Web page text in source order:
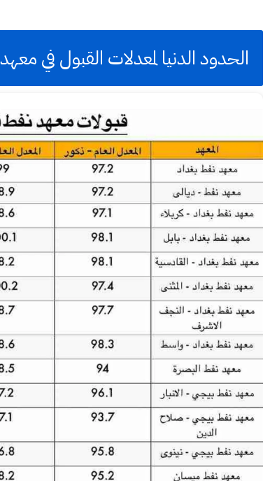
الحدود الدنيا لمعدلات القبول في معهد